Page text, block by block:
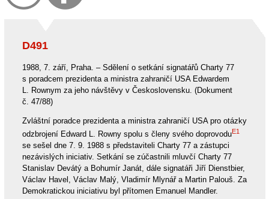
D491
1988, 7. září, Praha. – Sdělení o setkání signatářů Charty 77
s poradcem prezidenta a ministra zahraničí USA Edwardem
L. Rownym za jeho návštěvy v Československu. (Dokument
č. 47/88)
Zvláštní poradce prezidenta a ministra zahraničí USA pro otázky
odzbrojení Edward L. Rowny spolu s členy svého doprovoduE1
se sešel dne 7. 9. 1988 s představiteli Charty 77 a zástupci
nezávislých iniciativ. Setkání se zúčastnili mluvčí Charty 77
Stanislav Devátý a Bohumír Janát, dále signatáři Jiří Dienstbier,
Václav Havel, Václav Malý, Vladimír Mlynář a Martin Palouš. Za
Demokratickou iniciativu byl přítomen Emanuel Mandler.